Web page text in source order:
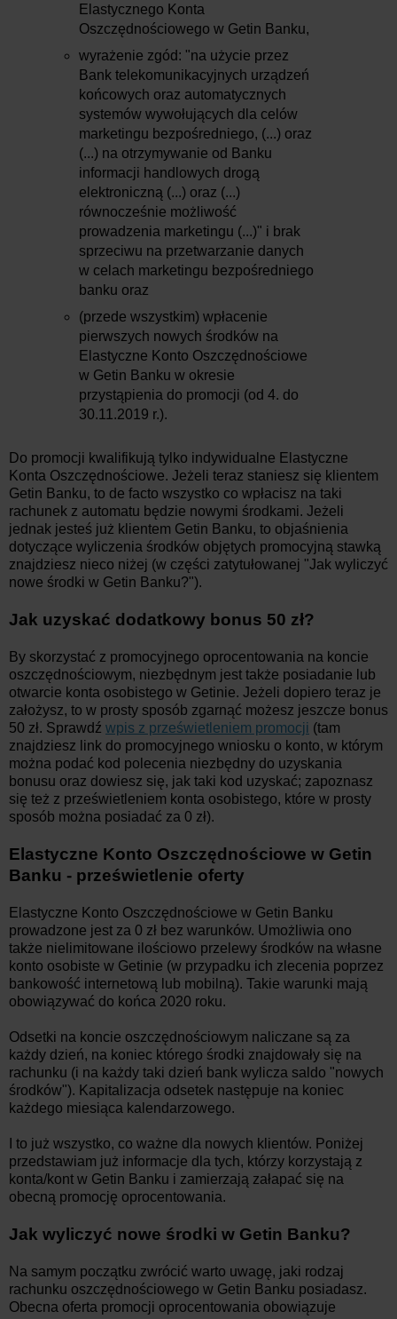
Elastycznego Konta
Oszczędnościowego w Getin Banku,
wyrażenie zgód: "na użycie przez
Bank telekomunikacyjnych urządzeń
końcowych oraz automatycznych
systemów wywołujących dla celów
marketingu bezpośredniego, (...) oraz
(...) na otrzymywanie od Banku
informacji handlowych drogą
elektroniczną (...) oraz (...)
równocześnie możliwość
prowadzenia marketingu (...)" i brak
sprzeciwu na przetwarzanie danych
w celach marketingu bezpośredniego
banku oraz
(przede wszystkim) wpłacenie
pierwszych nowych środków na
Elastyczne Konto Oszczędnościowe
w Getin Banku w okresie
przystąpienia do promocji (od 4. do
30.11.2019 r.).
Do promocji kwalifikują tylko indywidualne Elastyczne
Konta Oszczędnościowe. Jeżeli teraz staniesz się klientem
Getin Banku, to de facto wszystko co wpłacisz na taki
rachunek z automatu będzie nowymi środkami. Jeżeli
jednak jesteś już klientem Getin Banku, to objaśnienia
dotyczące wyliczenia środków objętych promocyjną stawką
znajdziesz nieco niżej (w części zatytułowanej "Jak wyliczyć
nowe środki w Getin Banku?").
Jak uzyskać dodatkowy bonus 50 zł?
By skorzystać z promocyjnego oprocentowania na koncie
oszczędnościowym, niezbędnym jest także posiadanie lub
otwarcie konta osobistego w Getinie. Jeżeli dopiero teraz je
założysz, to w prosty sposób zgarnąć możesz jeszcze bonus
50 zł. Sprawdź wpis z prześwietleniem promocji (tam
znajdziesz link do promocyjnego wniosku o konto, w którym
można podać kod polecenia niezbędny do uzyskania
bonusu oraz dowiesz się, jak taki kod uzyskać; zapoznasz
się też z prześwietleniem konta osobistego, które w prosty
sposób można posiadać za 0 zł).
Elastyczne Konto Oszczędnościowe w Getin
Banku - prześwietlenie oferty
Elastyczne Konto Oszczędnościowe w Getin Banku
prowadzone jest za 0 zł bez warunków. Umożliwia ono
także nielimitowane ilościowo przelewy środków na własne
konto osobiste w Getinie (w przypadku ich zlecenia poprzez
bankowość internetową lub mobilną). Takie warunki mają
obowiązywać do końca 2020 roku.
Odsetki na koncie oszczędnościowym naliczane są za
każdy dzień, na koniec którego środki znajdowały się na
rachunku (i na każdy taki dzień bank wylicza saldo "nowych
środków"). Kapitalizacja odsetek następuje na koniec
każdego miesiąca kalendarzowego.
I to już wszystko, co ważne dla nowych klientów. Poniżej
przedstawiam już informacje dla tych, którzy korzystają z
konta/kont w Getin Banku i zamierzają załapać się na
obecną promocję oprocentowania.
Jak wyliczyć nowe środki w Getin Banku?
Na samym początku zwrócić warto uwagę, jaki rodzaj
rachunku oszczędnościowego w Getin Banku posiadasz.
Obecna oferta promocji oprocentowania obowiązuje